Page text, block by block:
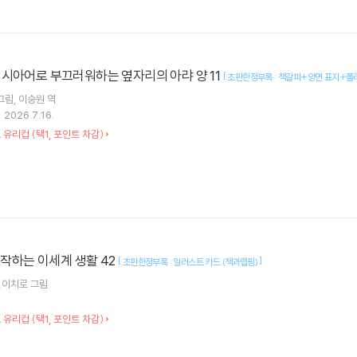
아어로 부끄러워하는 옆자리의 아랴 양 11 [초판한정부록 : 책갈피+양면 표지+폴
림 이승원 역
2026.7.16.
리컵 (택1, 포인트 차감)
하는 이세계 생활 42 [초판한정부록 : 일러스트 카드 (책과랩핑)]
치로 그림
리컵 (택1, 포인트 차감)